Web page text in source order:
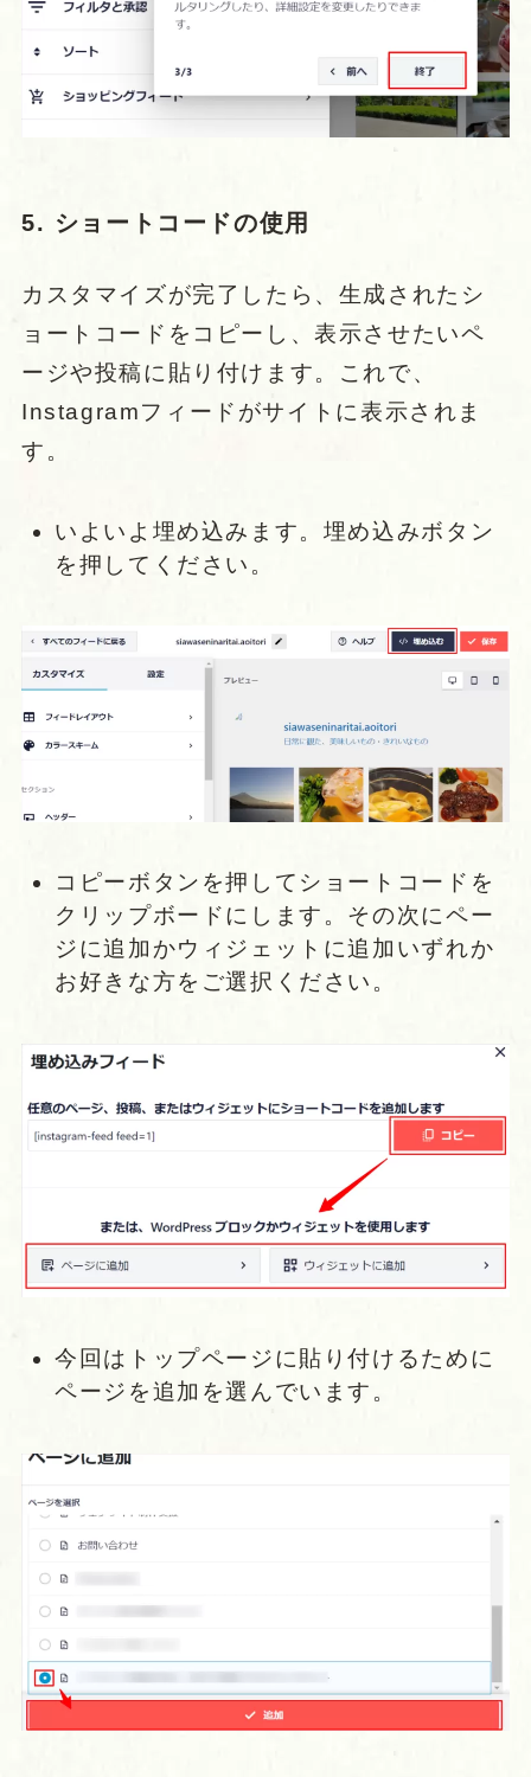
5. ショートコードの使用
カスタマイズが完了したら、生成されたシ
ョートコードをコピーし、表示させたいペ
ージや投稿に貼り付けます。これで、
Instagramフィードがサイトに表示されま
す。
いよいよ埋め込みます。埋め込みボタン
を押してください。
コピーボタンを押してショートコードを
クリップボードにします。その次にペー
ジに追加かウィジェットに追加いずれか
お好きな方をご選択ください。
今回はトップページに貼り付けるために
ページを追加を選んでいます。